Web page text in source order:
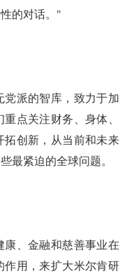
的对话。"
派的智库，致力于加
点关注财务、身体、
拓创新，从当前和未来
最紧迫的全球问题。
、金融和慈善事业在
作用，来扩大米尔肯研